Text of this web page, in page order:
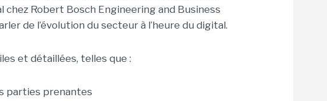
Robert Bosch Engineering and Business
de l’évolution du secteur à l’heure du digital.
et détaillées, telles que :
parties prenantes